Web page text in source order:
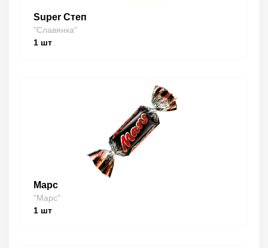
Super Степ
"Славянка"
1 шт
Марс
"Марс"
1 шт